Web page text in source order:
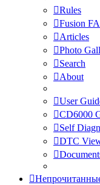
Rules
Fusion
Articles
Photo
Search
About
User
CD6000
Self
DTC